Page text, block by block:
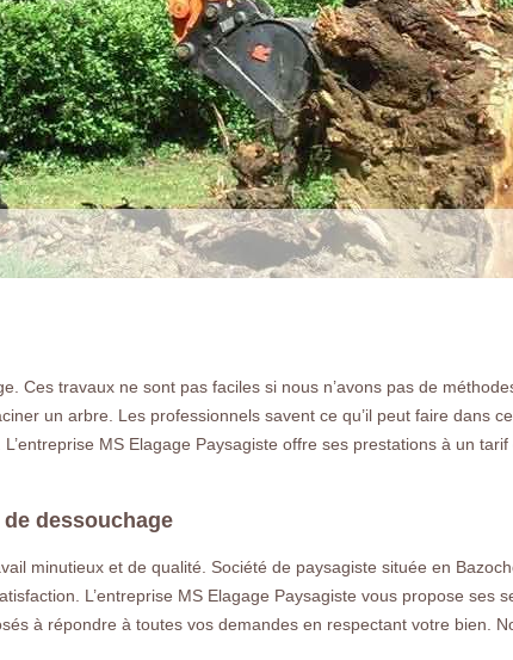
LA RÉFÉRENCE EN
demandez nous un devis gratuit rapide.
Ces travaux ne sont pas faciles si nous n’avons pas de
un arbre. Les professionnels savent ce qu’il peut faire dans
MS Elagage Paysagiste offre ses prestations à un
dessouchage
minutieux et de qualité. Société de paysagiste située en
L’entreprise MS Elagage Paysagiste vous propose ses
à répondre à toutes vos demandes en respectant votre bien.